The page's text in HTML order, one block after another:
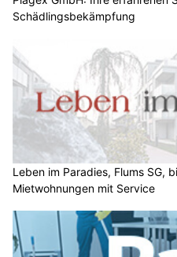
Schädlingsbekämpfung
Leben im Paradies, Flums SG,
Mietwohnungen mit Service